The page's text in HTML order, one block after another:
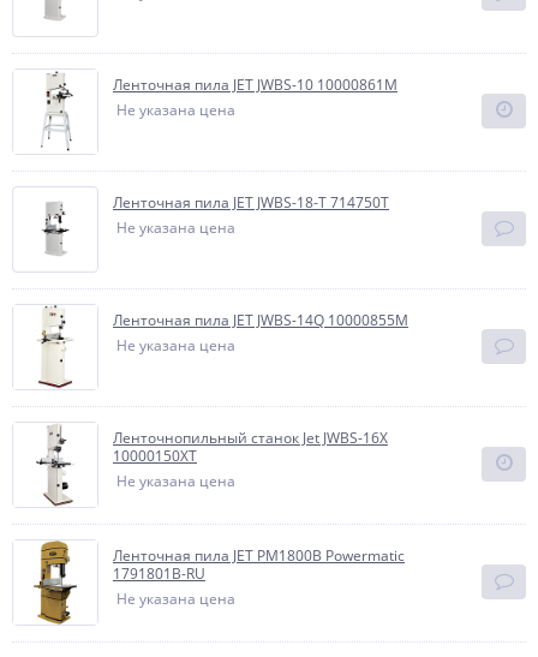
Ленточная пила JET JWBS-10 10000861M
Не указана цена
Ленточная пила JET JWBS-18-T 714750T
Не указана цена
Ленточная пила JET JWBS-14Q 10000855M
Не указана цена
Ленточнопильный станок Jet JWBS-16X
10000150XT
Не указана цена
Ленточная пила JET PM1800B Powermatic
1791801B-RU
Не указана цена